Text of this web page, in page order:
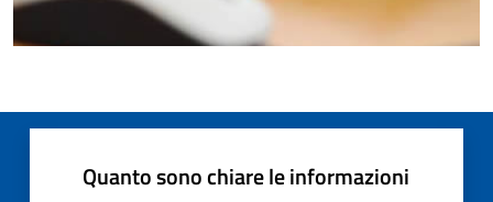
Quanto sono chiare le informazioni